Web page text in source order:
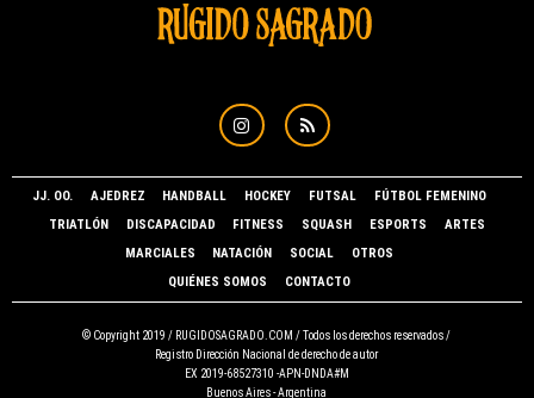
JJ. OO. AJEDREZ HANDBALL HOCKEY FUTSAL
FÚTBOL FEMENINO
TRIATLÓN
DISCAPACIDAD FITNESS SQUASH ESPORTS
ARTES
MARCIALES
NATACIÓN SOCIAL
OTROS
QUIÉNES SOMOS
CONTACTO
© Copyright 2019 / RUGIDOSAGRADO.COM / Todos los derechos reservados /
Registro Dirección Nacional de derecho de autor
EX 2019-68527310 -APN-DNDA#M
Buenos Aires - Argentina